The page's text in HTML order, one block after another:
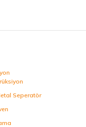
Seperatör